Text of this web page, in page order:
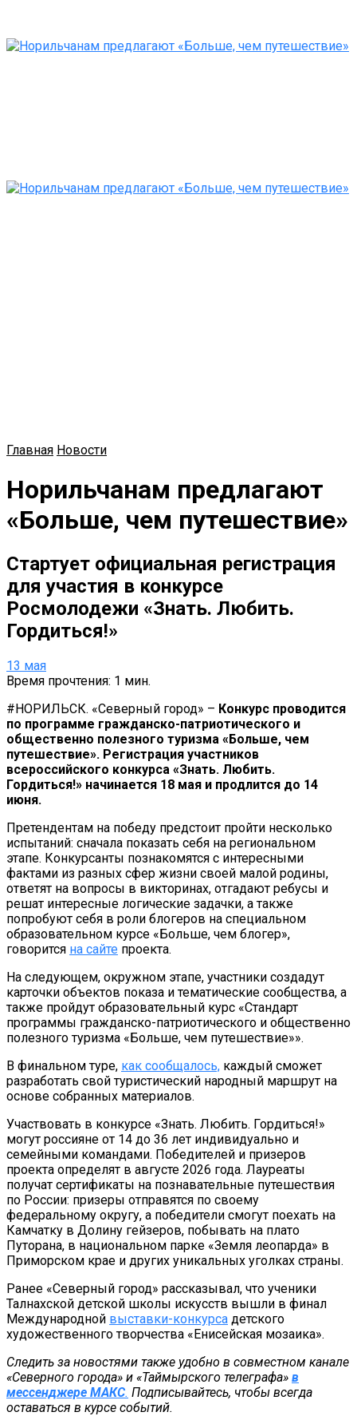
Главная Новости
Норильчанам предлагают
«Больше, чем путешествие»
Стартует официальная регистрация
для участия в конкурсе
Росмолодежи «Знать. Любить.
Гордиться!»
13 мая
Время прочтения: 1 мин.
#НОРИЛЬСК. «Северный город» – Конкурс проводится
по программе гражданско-патриотического и
общественно полезного туризма «Больше, чем
путешествие». Регистрация участников
всероссийского конкурса «Знать. Любить.
Гордиться!» начинается 18 мая и продлится до 14
июня.
Претендентам на победу предстоит пройти несколько
испытаний: сначала показать себя на региональном
этапе. Конкурсанты познакомятся с интересными
фактами из разных сфер жизни своей малой родины,
ответят на вопросы в викторинах, отгадают ребусы и
решат интересные логические задачки, а также
попробуют себя в роли блогеров на специальном
образовательном курсе «Больше, чем блогер»,
говорится на сайте проекта.
На следующем, окружном этапе, участники создадут
карточки объектов показа и тематические сообщества, а
также пройдут образовательный курс «Стандарт
программы гражданско-патриотического и общественно
полезного туризма «Больше, чем путешествие»».
В финальном туре, как сообщалось, каждый сможет
разработать свой туристический народный маршрут на
основе собранных материалов.
Участвовать в конкурсе «Знать. Любить. Гордиться!»
могут россияне от 14 до 36 лет индивидуально и
семейными командами. Победителей и призеров
проекта определят в августе 2026 года. Лауреаты
получат сертификаты на познавательные путешествия
по России: призеры отправятся по своему
федеральному округу, а победители смогут поехать на
Камчатку в Долину гейзеров, побывать на плато
Путорана, в национальном парке «Земля леопарда» в
Приморском крае и других уникальных уголках страны.
Ранее «Северный город» рассказывал, что ученики
Талнахской детской школы искусств вышли в финал
Международной выставки-конкурса детского
художественного творчества «Енисейская мозаика».
Следить за новостями также удобно в совместном канале
«Северного города» и «Таймырского телеграфа» в
мессенджере MAКС. Подписывайтесь, чтобы всегда
оставаться в курсе событий.